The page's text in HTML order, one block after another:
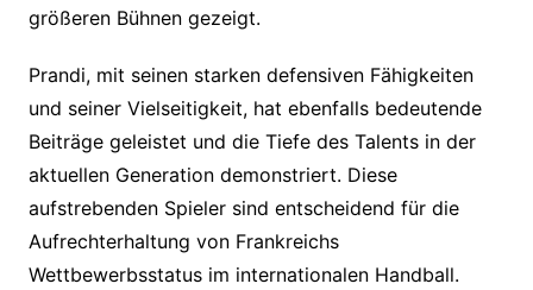
größeren Bühnen gezeigt.
Prandi, mit seinen starken defensiven Fähigkeiten
und seiner Vielseitigkeit, hat ebenfalls bedeutende
Beiträge geleistet und die Tiefe des Talents in der
aktuellen Generation demonstriert. Diese
aufstrebenden Spieler sind entscheidend für die
Aufrechterhaltung von Frankreichs
Wettbewerbsstatus im internationalen Handball.